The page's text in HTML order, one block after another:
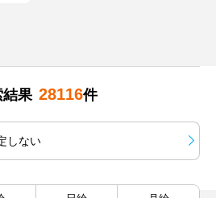
果 28116件
しない